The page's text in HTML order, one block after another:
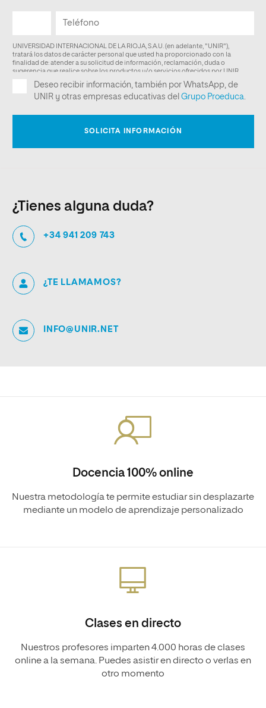
¿Tienes alguna duda?
+34 941 209 743
¿TE LLAMAMOS?
INFO@UNIR.NET
Docencia 100% online
Nuestra metodología te permite estudiar sin desplazarte
mediante un modelo de aprendizaje personalizado
Clases en directo
Nuestros profesores imparten 4.000 horas de clases
online a la semana. Puedes asistir en directo o verlas en
otro momento